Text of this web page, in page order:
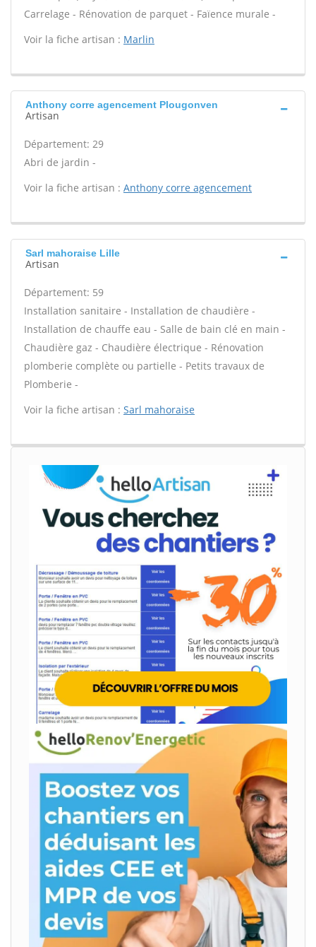
Carrelage - Rénovation de parquet - Faïence murale -
Voir la fiche artisan : Marlin
Anthony corre agencement Plougonven
Artisan
Département: 29
Abri de jardin -
Voir la fiche artisan : Anthony corre agencement
Sarl mahoraise Lille
Artisan
Département: 59
Installation sanitaire - Installation de chaudière -
Installation de chauffe eau - Salle de bain clé en main -
Chaudière gaz - Chaudière électrique - Rénovation
plomberie complète ou partielle - Petits travaux de
Plomberie -
Voir la fiche artisan : Sarl mahoraise